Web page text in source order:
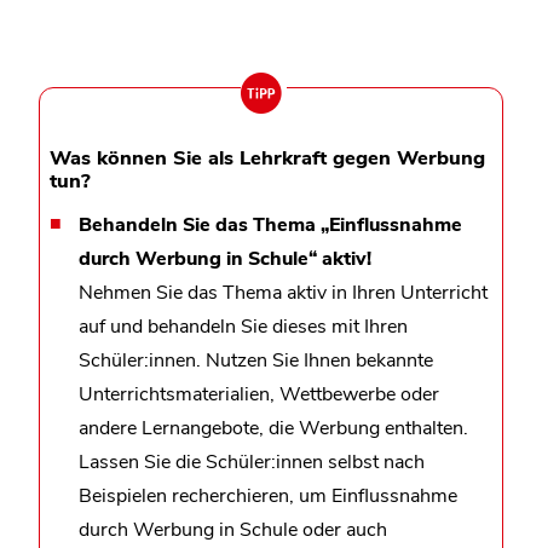
Was können Sie als Lehrkraft gegen Werbung
tun?
Behandeln Sie das Thema „Einflussnahme
durch Werbung in Schule“ aktiv!
Nehmen Sie das Thema aktiv in Ihren Unterricht
auf und behandeln Sie dieses mit Ihren
Schüler:innen. Nutzen Sie Ihnen bekannte
Unterrichtsmaterialien, Wettbewerbe oder
andere Lernangebote, die Werbung enthalten.
Lassen Sie die Schüler:innen selbst nach
Beispielen recherchieren, um Einflussnahme
durch Werbung in Schule oder auch